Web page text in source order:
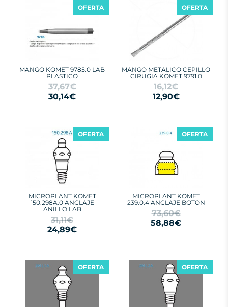
MANGO KOMET 9785.0 LAB
PLASTICO
37,67€
30,14€
OFERTA
MANGO METALICO CEPILLO
CIRUGIA KOMET 9791.0
16,12€
12,90€
OFERTA
MICROPLANT KOMET
150.298A.0 ANCLAJE
ANILLO LAB
31,11€
24,89€
OFERTA
MICROPLANT KOMET
239.0.4 ANCLAJE BOTON
73,60€
58,88€
OFERTA
OFERTA OFERTA